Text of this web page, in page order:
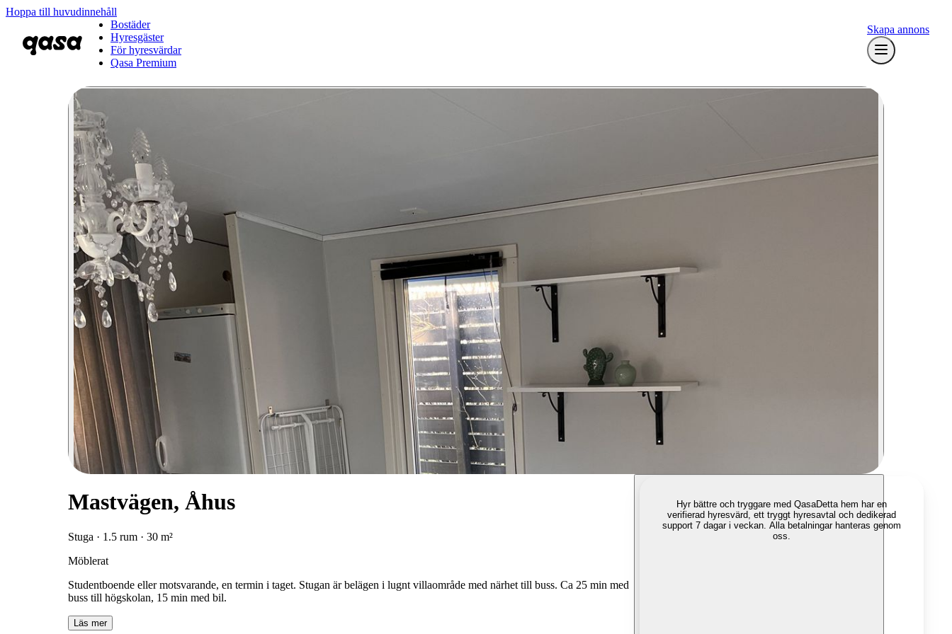
Hoppa till huvudinnehåll
Bostäder
Hyresgäster
För hyresvärdar
Qasa Premium
Skapa annons
Mastvägen, Åhus
Stuga · 1.5 rum · 30 m²
Möblerat
Studentboende eller motsvarande, en termin i taget. Stugan är belägen i lugnt villaområde med närhet till buss. Ca 25 min med
buss till högskolan, 15 min med bil.
Läs mer
Hyr bättre och tryggare med QasaDetta hem har en
verifierad hyresvärd, ett tryggt hyresavtal och dedikerad
support 7 dagar i veckan. Alla betalningar hanteras genom
oss.